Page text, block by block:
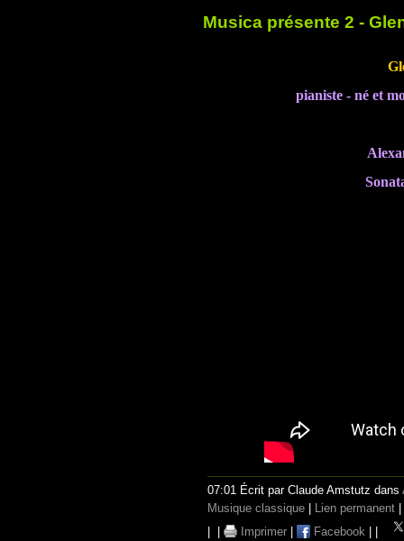
Musica présente 2 -
pianiste - né et
07:01 Écrit par Claude Amstutz dans
Musique classique
Lien permanent
Imprimer Facebook